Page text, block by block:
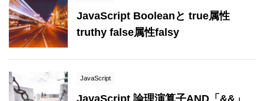
JavaScript Booleanと true属性
truthy false属性falsy
JavaScript
JavaScript 論理演算子AND「&&」